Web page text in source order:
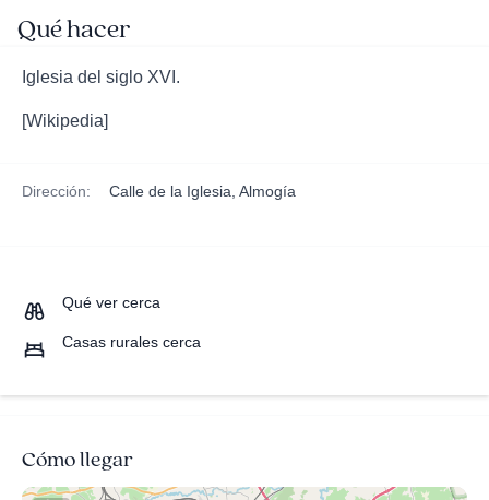
Qué hacer
Iglesia del siglo XVI.
[Wikipedia]
Dirección: Calle de la Iglesia, Almogía
Qué ver cerca
Casas rurales cerca
Cómo llegar